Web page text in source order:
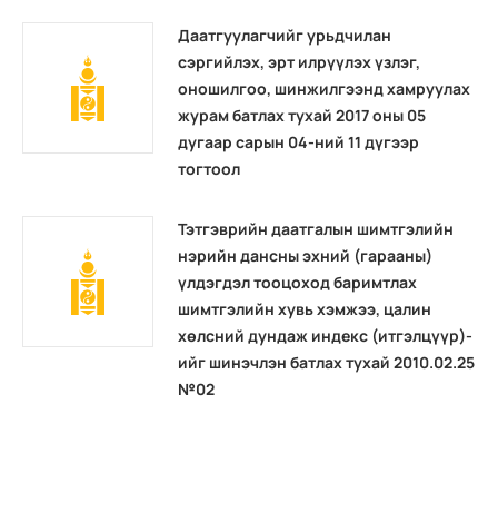
Даатгуулагчийг урьдчилан
сэргийлэх, эрт илрүүлэх үзлэг,
оношилгоо, шинжилгээнд хамруулах
журам батлах тухай 2017 оны 05
дугаар сарын 04-ний 11 дүгээр
тогтоол
Тэтгэврийн даатгалын шимтгэлийн
нэрийн дансны эхний (гарааны)
үлдэгдэл тооцоход баримтлах
шимтгэлийн хувь хэмжээ, цалин
хөлсний дундаж индекс (итгэлцүүр)-
ийг шинэчлэн батлах тухай 2010.02.25
№02